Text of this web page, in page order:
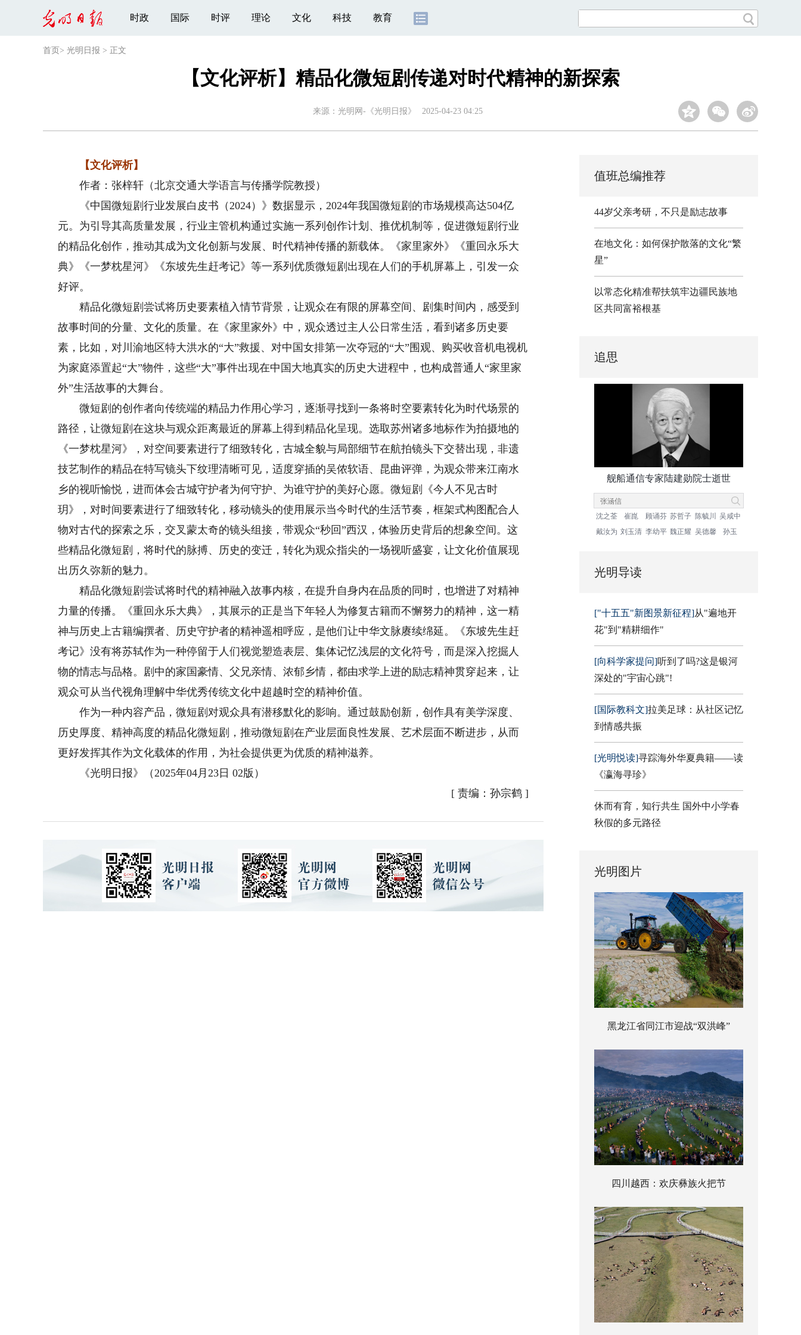
时政 国际 时评 理论 文化 科技 教育
首页 > 光明日报 > 正文
【文化评析】精品化微短剧传递对时代精神的新探索
来源： 光明网-《光明日报》 2025-04-23 04:25
【文化评析】
作者：张梓轩（北京交通大学语言与传播学院教授）
《中国微短剧行业发展白皮书（2024）》数据显示，2024年我国微短剧的市场规模高达504亿
元。为引导其高质量发展，行业主管机构通过实施一系列创作计划、推优机制等，促进微短剧行业
的精品化创作，推动其成为文化创新与发展、时代精神传播的新载体。《家里家外》《重回永乐大
典》《一梦枕星河》《东坡先生赶考记》等一系列优质微短剧出现在人们的手机屏幕上，引发一众
好评。
精品化微短剧尝试将历史要素植入情节背景，让观众在有限的屏幕空间、剧集时间内，感受到
故事时间的分量、文化的质量。在《家里家外》中，观众透过主人公日常生活，看到诸多历史要
素，比如，对川渝地区特大洪水的“大”救援、对中国女排第一次夺冠的“大”围观、购买收音机电视机
为家庭添置起“大”物件，这些“大”事件出现在中国大地真实的历史大进程中，也构成普通人“家里家
外”生活故事的大舞台。
微短剧的创作者向传统端的精品力作用心学习，逐渐寻找到一条将时空要素转化为时代场景的
路径，让微短剧在这块与观众距离最近的屏幕上得到精品化呈现。选取苏州诸多地标作为拍摄地的
《一梦枕星河》，对空间要素进行了细致转化，古城全貌与局部细节在航拍镜头下交替出现，非遗
技艺制作的精品在特写镜头下纹理清晰可见，适度穿插的吴侬软语、昆曲评弹，为观众带来江南水
乡的视听愉悦，进而体会古城守护者为何守护、为谁守护的美好心愿。微短剧《今人不见古时
玥》，对时间要素进行了细致转化，移动镜头的使用展示当今时代的生活节奏，框架式构图配合人
物对古代的探索之乐，交叉蒙太奇的镜头组接，带观众“秒回”西汉，体验历史背后的想象空间。这
些精品化微短剧，将时代的脉搏、历史的变迁，转化为观众指尖的一场视听盛宴，让文化价值展现
出历久弥新的魅力。
精品化微短剧尝试将时代的精神融入故事内核，在提升自身内在品质的同时，也增进了对精神
力量的传播。《重回永乐大典》，其展示的正是当下年轻人为修复古籍而不懈努力的精神，这一精
神与历史上古籍编撰者、历史守护者的精神遥相呼应，是他们让中华文脉赓续绵延。《东坡先生赶
考记》没有将苏轼作为一种停留于人们视觉塑造表层、集体记忆浅层的文化符号，而是深入挖掘人
物的情志与品格。剧中的家国豪情、父兄亲情、浓郁乡情，都由求学上进的励志精神贯穿起来，让
观众可从当代视角理解中华优秀传统文化中超越时空的精神价值。
作为一种内容产品，微短剧对观众具有潜移默化的影响。通过鼓励创新，创作具有美学深度、
历史厚度、精神高度的精品化微短剧，推动微短剧在产业层面良性发展、艺术层面不断进步，从而
更好发挥其作为文化载体的作用，为社会提供更为优质的精神滋养。
《光明日报》（2025年04月23日 02版）
[ 责编：孙宗鹤]
值班总编推荐
44岁父亲考研，不只是励志故事
在地文化：如何保护散落的文化“繁
星”
以常态化精准帮扶筑牢边疆民族地
区共同富裕根基
追思
舰船通信专家陆建勋院士逝世
沈之荃 崔崑 顾诵芬 苏哲子 陈毓川
吴咸中
戴汝为 刘玉清 李幼平 魏正耀 吴德馨 孙玉
光明导读
["十五五"新图景新征程]从"遍地开
花"到"精耕细作"
[向科学家提问]听到了吗?这是银河
深处的"宇宙心跳"!
[国际教科文]拉美足球：从社区记忆
到情感共振
[光明悦读]寻踪海外华夏典籍——读
《瀛海寻珍》
休而有育，知行共生 国外中小学春
秋假的多元路径
光明图片
黑龙江省同江市迎战“双洪峰”
四川越西：欢庆彝族火把节